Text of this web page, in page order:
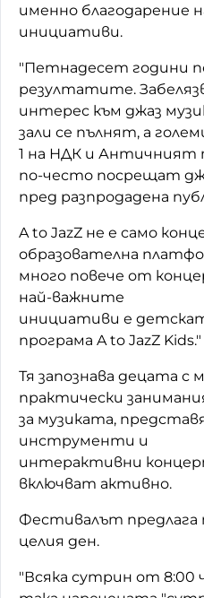
именно благодарение
инициативи.
"Петнадесет години
резултатите.
интерес към джаз
зали се пълнят, а
1 на НДК и Античният
по-често посрещат
пред разпродадена
A to JazZ не е само
образователна
много повече от
най-важните
инициативи е
програма A to JazZ Kids."
Тя запознава децата с
практически
за музиката,
инструменти и
интерактивни
включват активно.
Фестивалът предлага
целия ден.
"Всяка сутрин от 8:00